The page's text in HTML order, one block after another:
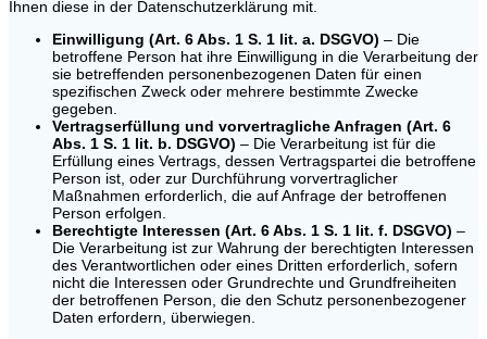
Ihnen diese in der Datenschutzerklärung mit.
Einwilligung (Art. 6 Abs. 1 S. 1 lit. a. DSGVO) – Die
betroffene Person hat ihre Einwilligung in die Verarbeitung der
sie betreffenden personenbezogenen Daten für einen
spezifischen Zweck oder mehrere bestimmte Zwecke
gegeben.
Vertragserfüllung und vorvertragliche Anfragen (Art. 6
Abs. 1 S. 1 lit. b. DSGVO) – Die Verarbeitung ist für die
Erfüllung eines Vertrags, dessen Vertragspartei die betroffene
Person ist, oder zur Durchführung vorvertraglicher
Maßnahmen erforderlich, die auf Anfrage der betroffenen
Person erfolgen.
Berechtigte Interessen (Art. 6 Abs. 1 S. 1 lit. f. DSGVO) –
Die Verarbeitung ist zur Wahrung der berechtigten Interessen
des Verantwortlichen oder eines Dritten erforderlich, sofern
nicht die Interessen oder Grundrechte und Grundfreiheiten
der betroffenen Person, die den Schutz personenbezogener
Daten erfordern, überwiegen.